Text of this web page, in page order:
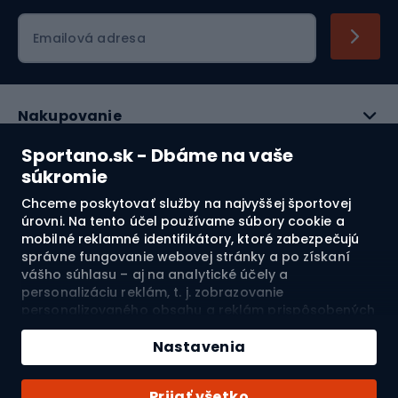
Sportano.sk - Dbáme na vaše
súkromie
Chceme poskytovať služby na najvyššej športovej
úrovni. Na tento účel používame súbory cookie a
mobilné reklamné identifikátory, ktoré zabezpečujú
správne fungovanie webovej stránky a po získaní
vášho súhlasu – aj na analytické účely a
personalizáciu reklám, t. j. zobrazovanie
personalizovaného obsahu a reklám prispôsobených
vašim záujmom a meranie ich účinnosti. Súbory
cookie a mobilné reklamné identifikátory môžu byť
použité ako na personalizované, tak aj na
nepersonalizované reklamné aktivity – v závislosti od
Nastavenia
Emailová adresa
Nakupovanie
Služby zákazníkom
Právne informácie
O nás
Pozrite si naše recenzie
4.7
Doprava do: SK